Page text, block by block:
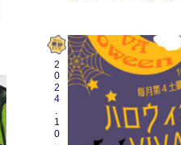
2024.10.09